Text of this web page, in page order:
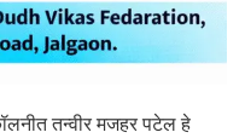
तन्वीर मजहर पटेल हे